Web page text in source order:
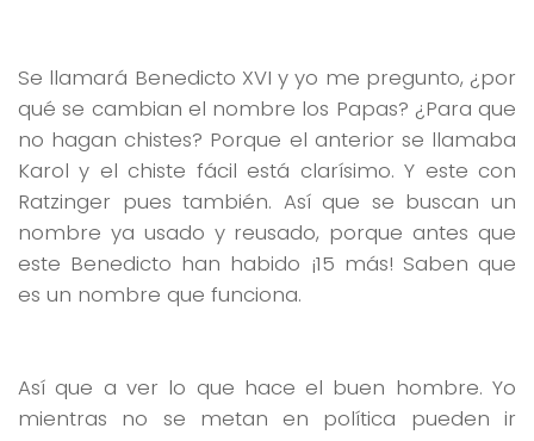
Se llamará Benedicto XVI y yo me pregunto, ¿por
qué se cambian el nombre los Papas? ¿Para que
no hagan chistes? Porque el anterior se llamaba
Karol y el chiste fácil está clarísimo. Y este con
Ratzinger pues también. Así que se buscan un
nombre ya usado y reusado, porque antes que
este Benedicto han habido ¡15 más! Saben que
es un nombre que funciona.
Así que a ver lo que hace el buen hombre. Yo
mientras no se metan en política pueden ir